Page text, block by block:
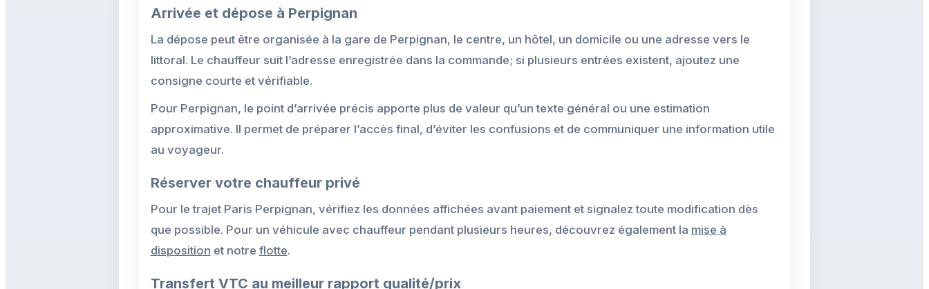
Arrivée et dépose à Perpignan
La dépose peut être organisée à la gare de Perpignan, le centre, un hôtel, un domicile ou une adresse vers le
littoral. Le chauffeur suit l’adresse enregistrée dans la commande; si plusieurs entrées existent, ajoutez une
consigne courte et vérifiable.
Pour Perpignan, le point d’arrivée précis apporte plus de valeur qu’un texte général ou une estimation
approximative. Il permet de préparer l’accès final, d’éviter les confusions et de communiquer une information utile
au voyageur.
Réserver votre chauffeur privé
Pour le trajet Paris Perpignan, vérifiez les données affichées avant paiement et signalez toute modification dès
que possible. Pour un véhicule avec chauffeur pendant plusieurs heures, découvrez également la mise à
disposition et notre flotte.
Transfert VTC au meilleur rapport qualité/prix